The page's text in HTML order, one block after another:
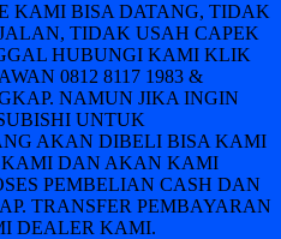
KAMI BISA DATANG, TIDAK
TIDAK USAH CAPEK
HUBUNGI KAMI KLIK
0812 8117 1983 &
NAMUN JIKA INGIN
UNTUK
AKAN DIBELI BISA KAMI
KAMI DAN AKAN KAMI
PEMBELIAN CASH DAN
TRANSFER PEMBAYARAN
DEALER KAMI.